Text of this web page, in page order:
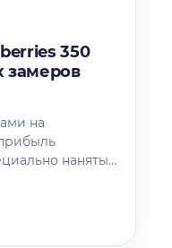
350
замеров
на
нанятых